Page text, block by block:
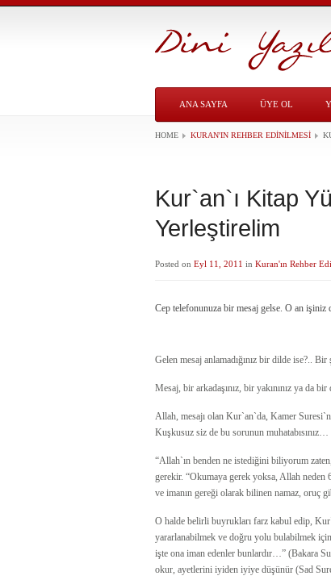
ANA SAYFA ÜYE OL
HOME KURAN'IN REHBER EDINILMESI
Kur`an`ı Kitap
Yerleştirelim
Posted on Eyl 11, 2011 in Kuran'ın Rehber
Cep telefonunuza bir mesaj gelse. O an
Gelen mesaj anlamadığınız bir dilde ise?..
Mesaj, bir arkadaşınız, bir yakınınız ya da
Allah, mesajı olan Kur`an`da, Kamer
Kuşkusuz siz de bu sorunun muhatabısınız…
“Allah`ın benden ne istediğini biliyorum
gerekir. “Okumaya gerek yoksa, Allah neden
ve imanın gereği olarak bilinen namaz, oruç
O halde belirli buyrukları farz kabul edip,
yararlanabilmek ve doğru yolu bulabilmek
işte ona iman edenler bunlardır…” (Bakara
okur, ayetlerini iyiden iyiye düşünür (Sad